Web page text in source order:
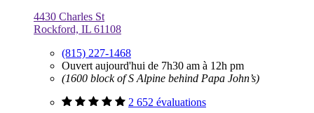
4430 Charles St
Rockford, IL 61108
(815) 227-1468
Ouvert aujourd'hui de 7h30 am à 12h pm
(1600 block of S Alpine behind Papa John’s)
2 652 évaluations